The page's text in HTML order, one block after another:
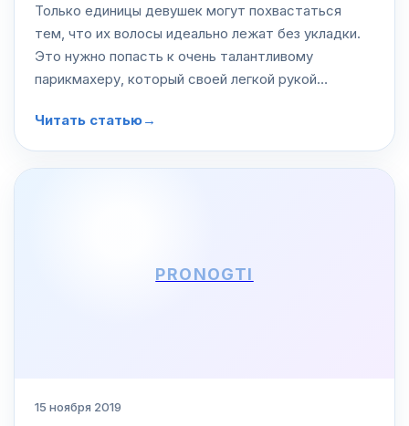
Только единицы девушек могут похвастаться
тем, что их волосы идеально лежат без укладки.
Это нужно попасть к очень талантливому
парикмахеру, который своей легкой рукой
это не гарантирует абсолютного успеха!…
Читать статью→
PRONOGTI
15 ноября 2019